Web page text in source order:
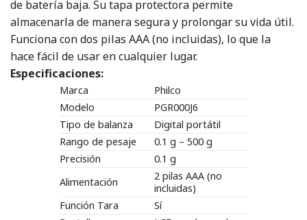
de batería baja. Su tapa protectora permite
almacenarla de manera segura y prolongar su vida útil.
Funciona con dos pilas AAA (no incluidas), lo que la
hace fácil de usar en cualquier lugar.
Especificaciones:
Marca
Philco
Modelo
PGR000J6
Tipo de balanza
Digital portátil
Rango de pesaje
0.1 g – 500 g
Precisión
0.1 g
Alimentación
2 pilas AAA (no
incluidas)
Función Tara
Sí